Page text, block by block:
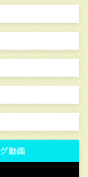
動画